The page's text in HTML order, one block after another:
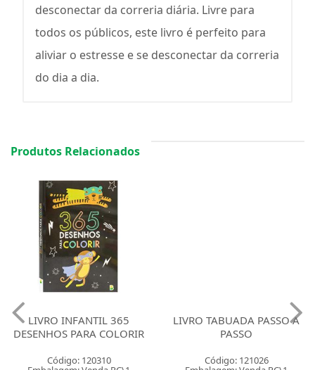
desconectar da correria diária. Livre para
todos os públicos, este livro é perfeito para
aliviar o estresse e se desconectar da correria
do dia a dia.
Produtos Relacionados
LIVRO INFANTIL 365
DESENHOS PARA COLORIR
Código: 120310
LIVRO TABUADA PASSO A
PASSO
Código: 121026